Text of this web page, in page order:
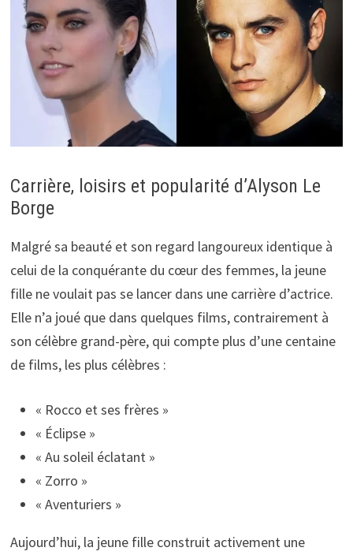
Carrière, loisirs et popularité d’Alyson Le
Borge
Malgré sa beauté et son regard langoureux identique à
celui de la conquérante du cœur des femmes, la jeune
fille ne voulait pas se lancer dans une carrière d’actrice.
Elle n’a joué que dans quelques films, contrairement à
son célèbre grand-père, qui compte plus d’une centaine
de films, les plus célèbres :
« Rocco et ses frères »
« Éclipse »
« Au soleil éclatant »
« Zorro »
« Aventuriers »
Aujourd’hui, la jeune fille construit activement une